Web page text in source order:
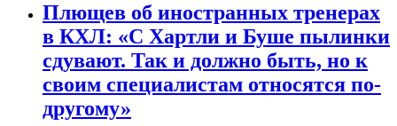
Плющев об иностранных тренерах
в КХЛ: «С Хартли и Буше пылинки
сдувают. Так и должно быть, но к
своим специалистам относятся по-
другому»